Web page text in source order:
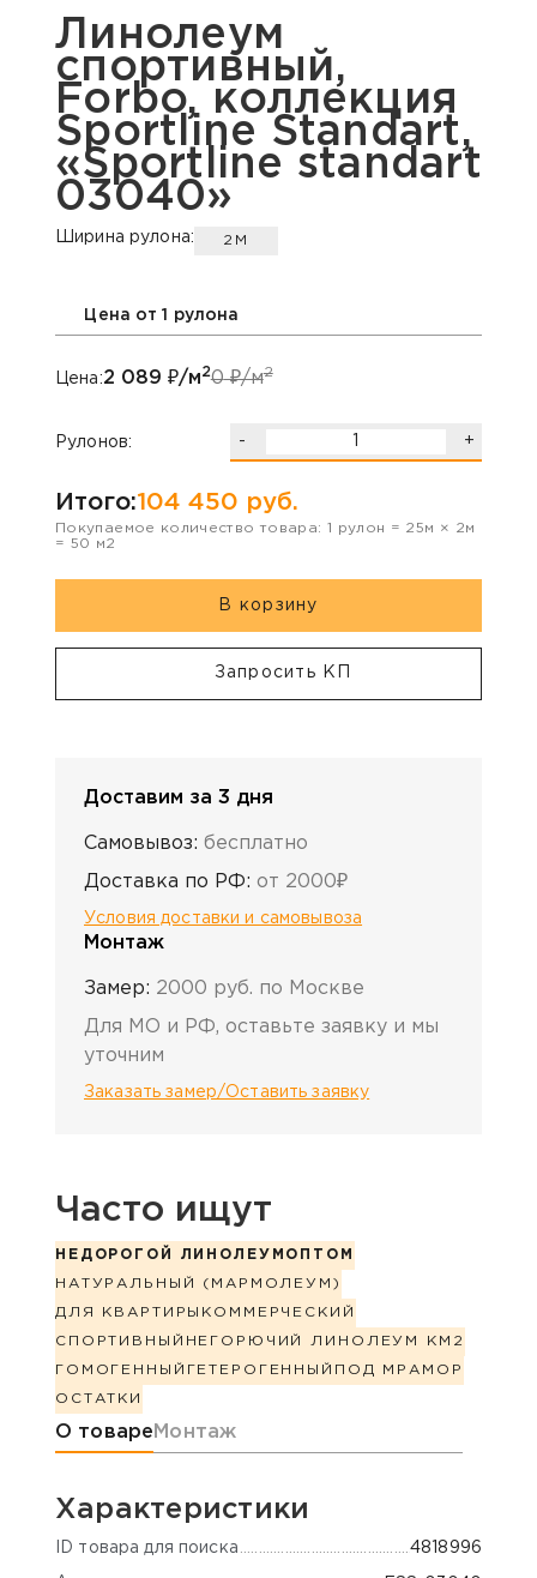
Линолеум
спортивный,
Forbo, коллекция
Sportline Standart,
«Sportline standart
03040»
Ширина рулона: 2М
Цена от 1 рулона
Цена:2 089 ₽/м20₽/м2
Рулонов: - +
Итого:104 450 руб.
Покупаемое количество товара: 1 рулон = 25м × 2м
= 50 м2
В корзину
Запросить КП
Доставим за 3 дня
Самовывоз: бесплатно
Доставка по РФ: от 2000₽
Условия доставки и самовывоза
Монтаж
Замер: 2000 руб. по Москве
Для МО и РФ, оставьте заявку и мы
уточним
Заказать замер/Оставить заявку
Часто ищут
НЕДОРОГОЙ ЛИНОЛЕУМ ОПТОМ
НАТУРАЛЬНЫЙ (МАРМОЛЕУМ)
ДЛЯ КВАРТИРЫ КОММЕРЧЕСКИЙ
СПОРТИВНЫЙ НЕГОРЮЧИЙ ЛИНОЛЕУМ КМ2
ГОМОГЕННЫЙ ГЕТЕРОГЕННЫЙ ПОД МРАМОР
ОСТАТКИ
Информация о товаре
О товаре Монтаж
Характеристики
ID товара для поиска 4818996